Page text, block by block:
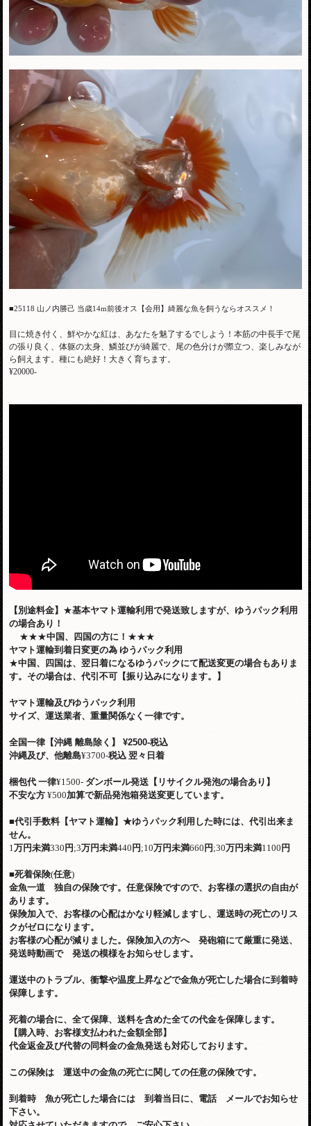
■25118 山ノ内勝己 当歳14m前後オス【会用】綺麗な魚を飼うならオススメ！
目に焼き付く、鮮やかな紅は、あなたを魅了するでしよう！本筋の中長手で尾
の張り良く、体躯の太身、鱗並びが綺麗で、尾の色分けが際立つ、楽しみなが
ら飼えます。種にも絶好！大きく育ちます。
¥20000-
【別途料金】 ★基本ヤマト運輸利用で発送致しますが、ゆうパック利用
の場合あり！
★★★中国、四国の方に！ ★★★
ヤマト運輸到着日変更の為 ゆうパック利用
★中国、四国は、翌日着になるゆうパックにて配送変更の場合もありま
す。その場合は、代引不可【振り込みになります。】
ヤマト運輸及びゆうパック利用
サイズ、運送業者、重量関係なく一律です。
全国一律【沖縄 離島除く】
¥2500-税込
沖縄及び、他離島¥3700-税込 翌々日着
梱包代 一律¥1500- ダンボール発送【リサイクル発泡の場合あり】
不安な方 ¥500加算で新品発泡箱発送変更しています。
■代引手数料【ヤマト運輸】★ゆうパック利用した時には、代引出来ま
せん。
1万円未満330円;3万円未満440円;10万円未満660円;30万円未満1100円
■死着保険(任意)
金魚一道 独自の保険です。任意保険ですので、お客様の選択の自由が
あります。
保険加入で、お客様の心配はかなり軽減しますし、運送時の死亡のリス
クがゼロになります。
お客様の心配が減りました。保険加入の方へ 発砲箱にて厳重に発送、
発送時動画で 発送の模様をお知らせします。
運送中のトラブル、衝撃や温度上昇などで金魚が死亡した場合に到着時
保障します。
死着の場合に、全て保障、送料を含めた全ての代金を保障します。
【購入時、お客様支払われた金額全部】
代金返金及び代替の同料金の金魚発送も対応しております。
この保険は 運送中の金魚の死亡に関しての任意の保険です。
到着時 魚が死亡した場合には 到着当日に、電話 メールでお知らせ
下さい。